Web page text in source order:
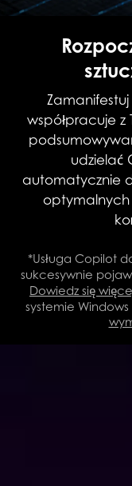
współpracuje z
udzielać
automatycznie
optymalnych
*Usługa Copilot
sukcesywnie
Dowiedz się
systemie